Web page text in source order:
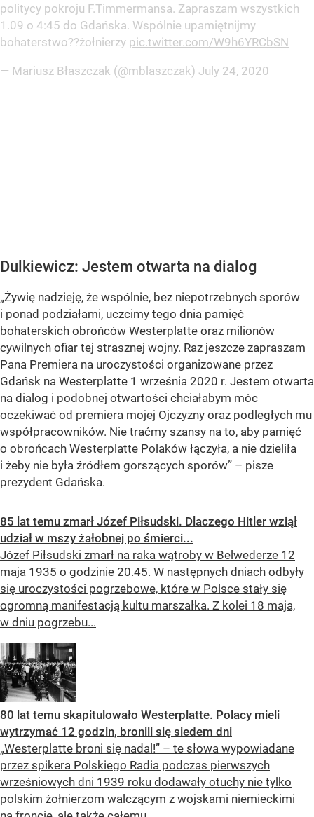
politycy pokroju F.Timmermansa. Zapraszam wszystkich
1.09 o 4:45 do Gdańska. Wspólnie upamiętnijmy
bohaterstwo??żołnierzy pic.twitter.com/W9h6YRCbSN
— Mariusz Błaszczak (@mblaszczak) July 24, 2020
Dulkiewicz: Jestem otwarta na dialog
„Żywię nadzieję, że wspólnie, bez niepotrzebnych sporów
i ponad podziałami, uczcimy tego dnia pamięć
bohaterskich obrońców Westerplatte oraz milionów
cywilnych ofiar tej strasznej wojny. Raz jeszcze zapraszam
Pana Premiera na uroczystości organizowane przez
Gdańsk na Westerplatte 1 września 2020 r. Jestem otwarta
na dialog i podobnej otwartości chciałabym móc
oczekiwać od premiera mojej Ojczyzny oraz podległych mu
współpracowników. Nie traćmy szansy na to, aby pamięć
o obrońcach Westerplatte Polaków łączyła, a nie dzieliła
i żeby nie była źródłem gorszących sporów” – pisze
prezydent Gdańska.
85 lat temu zmarł Józef Piłsudski. Dlaczego Hitler wziął
udział w mszy żałobnej po śmierci...
Józef Piłsudski zmarł na raka wątroby w Belwederze 12
maja 1935 o godzinie 20.45. W następnych dniach odbyły
się uroczystości pogrzebowe, które w Polsce stały się
ogromną manifestacją kultu marszałka. Z kolei 18 maja,
w dniu pogrzebu...
80 lat temu skapitulowało Westerplatte. Polacy mieli
wytrzymać 12 godzin, bronili się siedem dni
„Westerplatte broni się nadal!” – te słowa wypowiadane
przez spikera Polskiego Radia podczas pierwszych
wrześniowych dni 1939 roku dodawały otuchy nie tylko
polskim żołnierzom walczącym z wojskami niemieckimi